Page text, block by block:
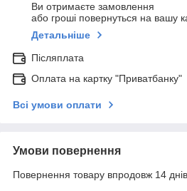
Ви отримаєте замовлення
або гроші повернуться на вашу
Детальніше
Післяплата
Оплата на картку "Приватбанку"
Всі умови оплати
Умови повернення
Повернення товару впродовж 14